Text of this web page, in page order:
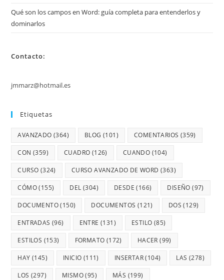
Qué son los campos en Word: guía completa para entenderlos y
dominarlos
Contacto:
jmmarz@hotmail.es
Etiquetas
AVANZADO (364) BLOG (101) COMENTARIOS (359)
CON (359) CUADRO (126) CUANDO (104)
CURSO (324) CURSO AVANZADO DE WORD (363)
CÓMO(155) DEL (304) DESDE (166) DISEÑO (97)
DOCUMENTO(150) DOCUMENTOS (121) DOS (129)
ENTRADAS (96) ENTRE (131) ESTILO (85)
ESTILOS (153) FORMATO (172) HACER (99)
HAY (145) INICIO (111) INSERTAR(104) LAS (278)
LOS (297) MISMO(95) MÁS (199)